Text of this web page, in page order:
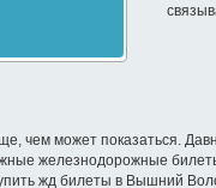
чем может показаться.
железнодорожные
жд билеты в Вышний